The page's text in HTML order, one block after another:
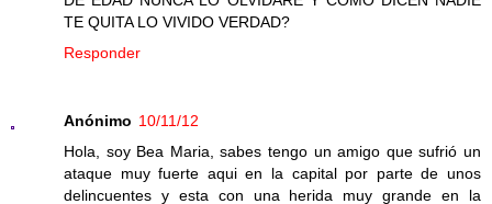
TE QUITA LO VIVIDO VERDAD?
Responder
Anónimo 10/11/12
Hola, soy Bea Maria, sabes tengo un amigo que sufrió un
ataque muy fuerte aqui en la capital por parte de unos
delincuentes y esta con una herida muy grande en la